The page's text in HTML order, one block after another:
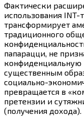
Фактически
использования INT-
трансформирует
традиционного
папарацци, не
существенным
социально-
превращается в
претензии и
(получения дохода).